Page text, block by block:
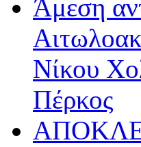
Άμεση
Νίκου
Πέρκος